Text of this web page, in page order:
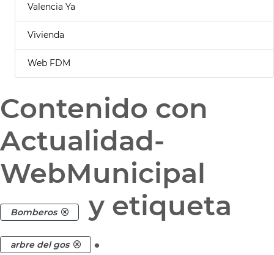
Valencia Ya
Vivienda
Web FDM
Contenido con
Actualidad-
WebMunicipal
Bomberos y etiqueta
arbre del gos .